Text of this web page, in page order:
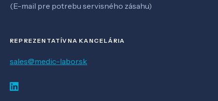
(E-mail pre potrebu servisného zásahu)
REPREZENTATÍVNA KANCELÁRIA
sales@medic-labor.sk